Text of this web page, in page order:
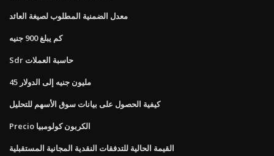
معدل الضمنية المطلوب لصيغة العائد
كم يبلغ 900 جنيه
Sdr حاسبة العملات
45 مليون جنيه إلى الدولار
كيفية الحصول على بيانات سوق الأسهم للتحليل
Precio الكربون كولومبيا
القيمة الحالية للتدفقات النقدية المجانية المستقبلية